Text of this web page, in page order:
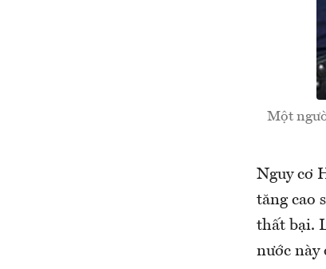
Một
Nguy cơ
tăng cao
thất bại.
nước này